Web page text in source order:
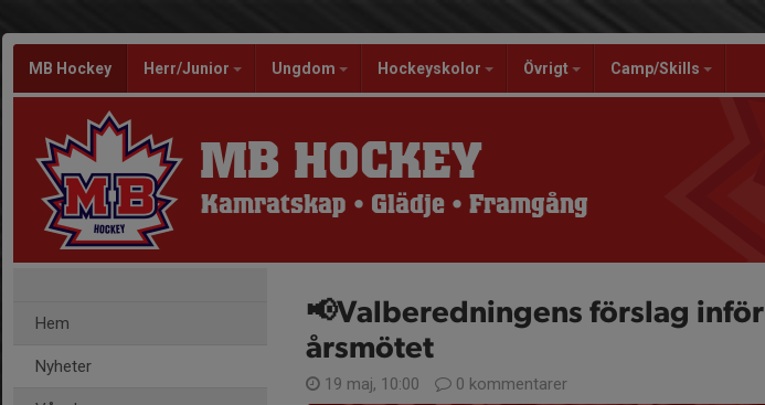
MB Hockey Herr/Junior Ungdom Hockeyskolor Övrigt Camp/Skills
MB HOCKEY
Kamratskap • Glädje • Framgång
Hem
Nyheter
📢Valberedningens förslag inför
årsmötet
19 maj, 10:00 0 kommentarer